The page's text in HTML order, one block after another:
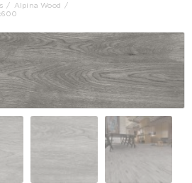
Alpina Wood